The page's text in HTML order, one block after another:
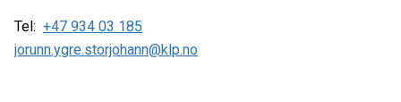
Tel: +47 934 03 185
jorunn.ygre.storjohann@klp.no